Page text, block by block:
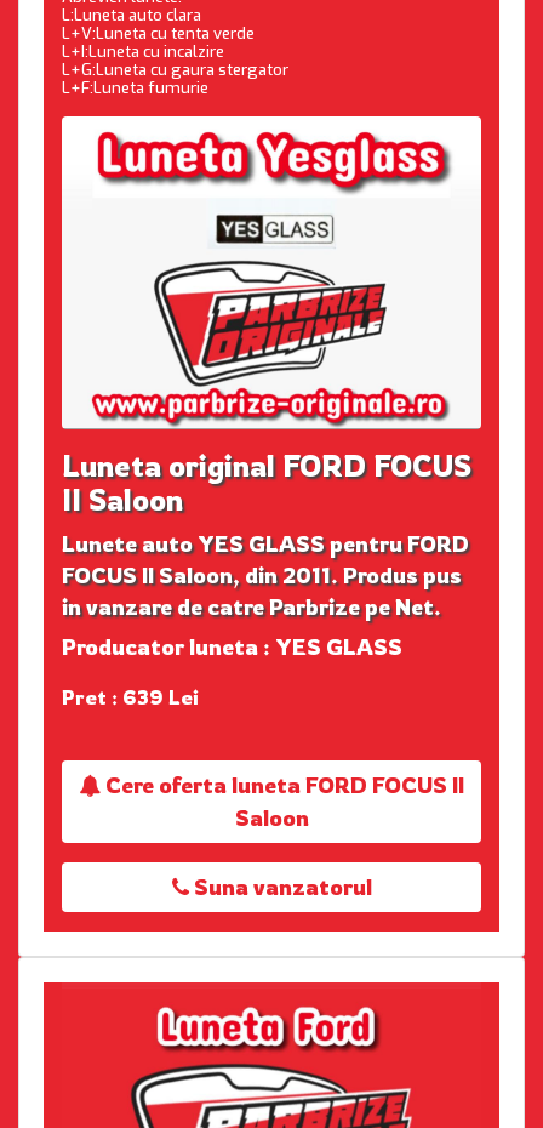
L:Luneta auto clara
L+V:Luneta cu tenta verde
L+I:Luneta cu incalzire
L+G:Luneta cu gaura stergator
L+F:Luneta fumurie
Luneta original FORD FOCUS
II Saloon
Lunete auto YES GLASS pentru FORD
FOCUS II Saloon, din 2011. Produs pus
in vanzare de catre Parbrize pe Net.
Producator luneta : YES GLASS
Pret : 639 Lei
Cere oferta luneta FORD FOCUS II
Saloon
Suna vanzatorul